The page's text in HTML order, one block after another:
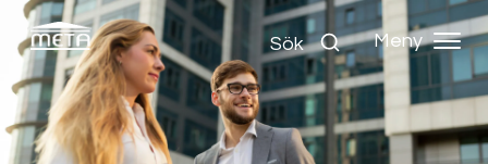
Sök Meny